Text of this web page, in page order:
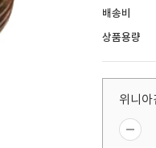
배송비
상품용량
위니